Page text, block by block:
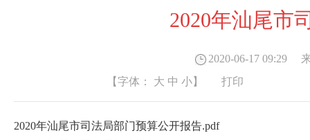
2020年汕尾市
2020-06-17 09:29
【字体： 大 中 小】 打印
2020年汕尾市司法局部门预算公开报告.pdf